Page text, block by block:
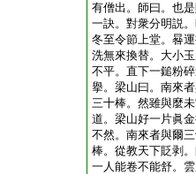
有僧出。師曰。也
一訣。對衆分明説
冬至令節上堂。晷
洗無來換替。大小
不平。直下一鎚粉
擧。梁山曰。南來
三十棒。然雖與麼
道。梁山好一片眞
不然。南來者與爾
棒。從教天下貶剥
一人能卷不能舒。